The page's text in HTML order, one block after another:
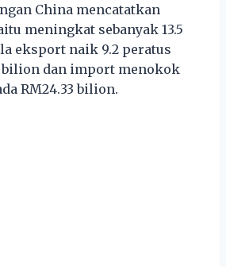
China mencatatkan
meningkat sebanyak 13.5
eksport naik 9.2 peratus
bilion dan import menokok
RM24.33 bilion.